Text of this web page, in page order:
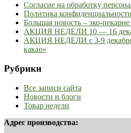
Согласие на обработку
Политика конфиденциальности
Большая новость – эко-
АКЦИЯ НЕДЕЛИ 10 — 16
АКЦИЯ НЕДЕЛИ с 3-9
какао»
Рубрики
Все записи сайта
Новости и блоги
Товар недели
Адрес производства: